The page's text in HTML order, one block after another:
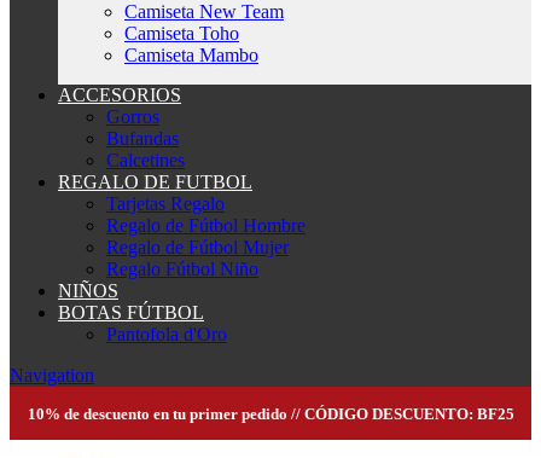
Camiseta New Team
Camiseta Toho
Camiseta Mambo
ACCESORIOS
Gorros
Bufandas
Calcetines
REGALO DE FUTBOL
Tarjetas Regalo
Regalo de Fútbol Hombre
Regalo de Fútbol Mujer
Regalo Fútbol Niño
NIÑOS
BOTAS FÚTBOL
Pantofola d'Oro
Navigation
10% de descuento en tu primer pedido // CÓDIGO DESCUENTO: BF25